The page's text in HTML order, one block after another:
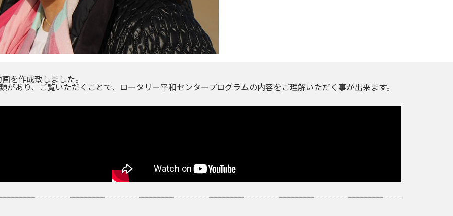
を作成致しました。
あり、ご覧いただくことで、ロータリー平和センタープログラムの内容をご理解いただく事が出来ます。